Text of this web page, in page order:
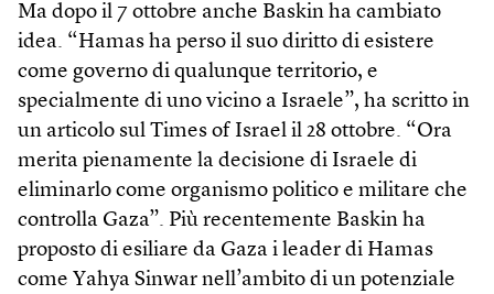
Ma dopo il 7 ottobre anche Baskin ha cambiato
idea. “Hamas ha perso il suo diritto di esistere
come governo di qualunque territorio, e
specialmente di uno vicino a Israele”, ha scritto in
un articolo sul Times of Israel il 28 ottobre. “Ora
merita pienamente la decisione di Israele di
eliminarlo come organismo politico e militare che
controlla Gaza”. Più recentemente Baskin ha
proposto di esiliare da Gaza i leader di Hamas
come Yahya Sinwar nell’ambito di un potenziale